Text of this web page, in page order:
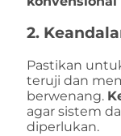
2.
Pastikan
teruji dan
berwenang.
agar sistem
diperlukan.